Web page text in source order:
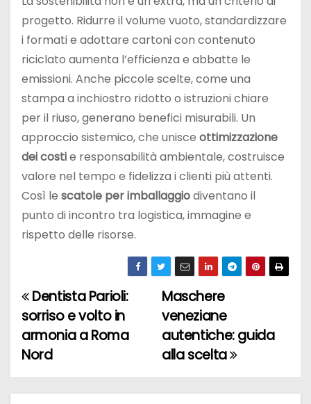
progetto. Ridurre il volume vuoto, standardizzare
i formati e adottare cartoni con contenuto
riciclato aumenta l’efficienza e abbatte le
emissioni. Anche piccole scelte, come una
stampa a inchiostro ridotto o istruzioni chiare
per il riuso, generano benefici misurabili. Un
approccio sistemico, che unisce ottimizzazione
dei costie responsabilità ambientale, costruisce
valore nel tempo e fidelizza i clienti più attenti.
Così le scatole per imballaggiodiventano il
punto di incontro tra logistica, immagine e
rispetto delle risorse.
N
a
v
i
Maschere
veneziane
autentiche: guida
alla scelta
Dentista Parioli:
sorriso e volto in
armonia a Roma
Nord